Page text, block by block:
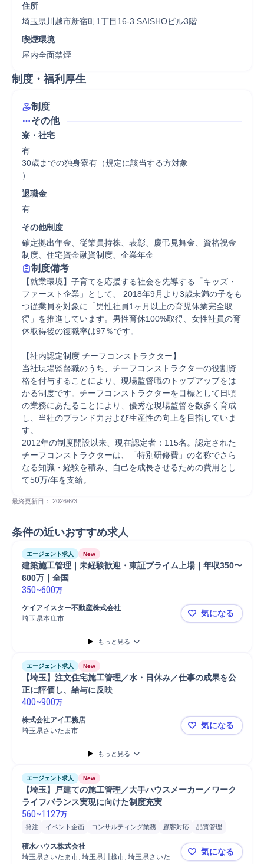
住所
埼玉県川越市新宿町1丁目16-3 SAISHOビル3階
喫煙環境
屋内全面禁煙
制度・福利厚生
制度
その他
寮・社宅
有
30歳までの独身寮有（規定に該当する方対象
）
退職金
有
その他制度
確定拠出年金、従業員持株、表彰、慶弔見舞金、資格祝金
制度、住宅資金融資制度、企業年金
制度備考
【就業環境】子育てを応援する社会を先導する「キッズ・
ファースト企業」として、 2018年9月より3歳未満の子をも
つ従業員を対象に「男性社員1ヶ月以上の育児休業完全取
得」を推進しています。男性育休100%取得、女性社員の育
休取得後の復職率は97％です。
【社内認定制度 チーフコンストラクター】
当社現場監督職のうち、チーフコンストラクターの役割資
格を付与することにより、現場監督職のトップアップをは
かる制度です。チーフコンストラクターを目標として日頃
の業務にあたることにより、優秀な現場監督を数多く育成
し、当社のブランド力および生産性の向上を目指していま
す。
2012年の制度開設以来、現在認定者：115名。認定された
チーフコンストラクターは、「特別研修費」の名称でさら
なる知識・経験を積み、自己を成長させるための費用とし
て50万/年を支給。
最終更新日： 2026/6/3
条件の近いおすすめ求人
エージェント求人 New
建築施工管理｜未経験歓迎・東証プライム上場｜年収350〜
600万｜全国
350~600万
ケイアイスター不動産株式会社
埼玉県本庄市
建築施工管
気になる
もっと見る
エージェント求人 New
【埼玉】注文住宅施工管理／水・日休み／仕事の成果を公
400~900万
株式会社アイ工務店
埼玉県さいたま市
【埼玉】注
気になる
もっと見る
エージェント求人 New
【埼玉】戸建ての施工管理／大手ハウスメーカー／ワーク
560~1127万
発注 イベント企画 コンサルティング業務 顧客対応
品質管理
施工図作成
施工管理
安全管理
注文住宅 巡回 クリニック 工程管理
施工管理技士
積水ハウス株式会社
埼玉県さいたま市, 埼玉県川越市, 埼玉県さいたま
【埼玉】戸
気になる